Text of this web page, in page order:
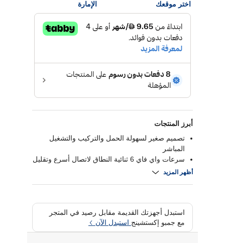
اختر موقعك الإمارة
أبرز المنتجات
تصميم صغير لسهولة الحمل والتركيب والتشغيل
المباشر
سرعات واي فاي 6 ثنائية النطاق لاتصال أسرع وتقليل
التأخير
أظهر المزيد
استبدل أجهزتك القديمة مقابل رصيد في المتجر
مع جمبو إكستشينج استبدل الآن